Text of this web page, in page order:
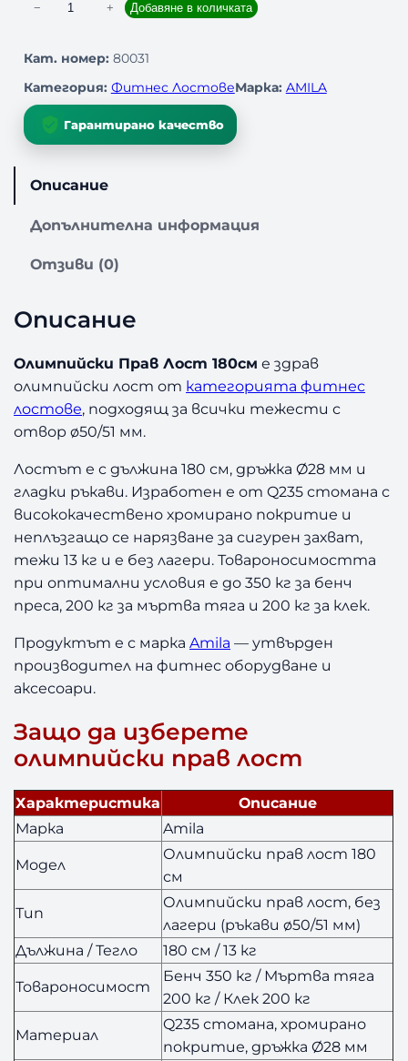
ч
е
с
т
о
м
п
й
с
к
и
р
а
в
с
т
1
0
с
м
− + Добавяне в количката
Кат. номер: 80031
Категория: Фитнес ЛостовеМарка: AMILA
Гарантирано качество
Описание
Допълнителна информация
Отзиви (0)
Описание
Олимпийски Прав Лост 180см е здрав
олимпийски лост от категорията фитнес
лостове, подходящ за всички тежести с
отвор ø50/51 мм.
Лостът е с дължина 180 см, дръжка Ø28 мм и
гладки ръкави. Изработен е от Q235 стомана с
висококачествено хромирано покритие и
неплъзгащо се нарязване за сигурен захват,
тежи 13 кг и е без лагери. Товароносимостта
при оптимални условия е до 350 кг за бенч
преса, 200 кг за мъртва тяга и 200 кг за клек.
Продуктът е с маркаAmila — утвърден
производител на фитнес оборудване и
аксесоари.
Защо да изберете
олимпийски прав лост
Характеристика
Описание
Марка
Amila
Модел
Олимпийски прав лост 180
см
Тип
Олимпийски прав лост, без
лагери (ръкави ø50/51 мм)
Дължина / Тегло
180 см / 13 кг
Товароносимост
Бенч 350 кг / Мъртва тяга
200 кг / Клек 200 кг
Материал
Q235 стомана, хромирано
покритие, дръжка Ø28 мм